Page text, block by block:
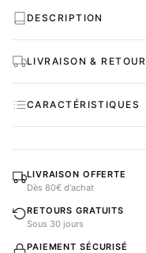
DESCRIPTION
LIVRAISON & RETOUR
CARACTÉRISTIQUES
LIVRAISON OFFERTE
Dès 80€ d'achat
RETOURS GRATUITS
Sous 30 jours
PAIEMENT SÉCURISÉ